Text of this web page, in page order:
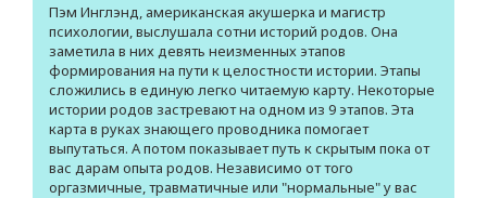
Пэм Инглэнд, американская акушерка и магистр
психологии, выслушала сотни историй родов. Она
заметила в них девять неизменных этапов
формирования на пути к целостности истории. Этапы
сложились в единую легко читаемую карту. Некоторые
истории родов застревают на одном из 9 этапов. Эта
карта в руках знающего проводника помогает
выпутаться. А потом показывает путь к скрытым пока от
вас дарам опыта родов. Независимо от того
оргазмичные, травматичные или "нормальные" у вас